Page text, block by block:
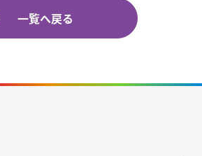
一覧へ戻る